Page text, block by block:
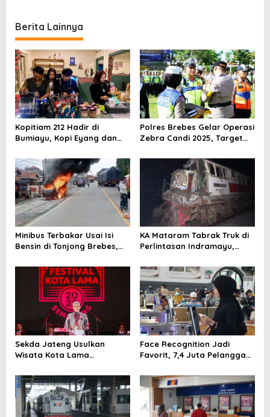
Berita Lainnya
Kopitiam 212 Hadir di
Bumiayu, Kopi Eyang dan
Polres Brebes Gelar Operasi
Zebra Candi 2025, Target
Pelanggaran Lalu Lintas
Minibus Terbakar Usai Isi
Bensin di Tonjong Brebes,
KA Mataram Tabrak Truk di
Perlintasan Indramayu,
Perjalanan Terganggu
Sekda Jateng Usulkan
Wisata Kota Lama
dengan Lawang Sewu
Face Recognition Jadi
Favorit, 7,4 Juta Pelanggan
Tanpa Cetak Tiket